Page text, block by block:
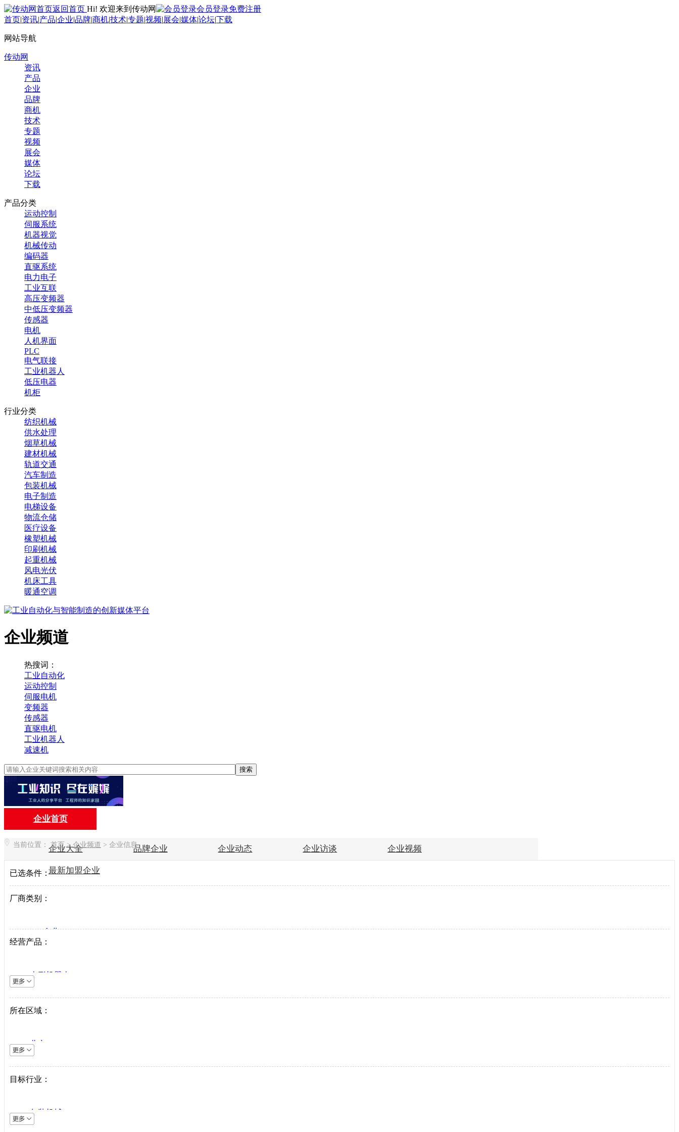
返回首页 Hi! 欢迎来到传动网 会员登录免费注册
首页|资讯|产品|企业|品牌|商机|技术|专题|视频|展会|媒体|论坛|下载
网站导航
传动网
资讯
产品
企业
品牌
商机
技术
专题
视频
展会
媒体
论坛
下载
产品分类
运动控制
伺服系统
机器视觉
机械传动
编码器
直驱系统
电力电子
工业互联
高压变频器
中低压变频器
传感器
电机
人机界面
PLC
电气联接
工业机器人
低压电器
机柜
行业分类
纺织机械
供水处理
烟草机械
建材机械
轨道交通
汽车制造
包装机械
电子制造
电梯设备
物流仓储
医疗设备
橡塑机械
印刷机械
起重机械
风电光伏
机床工具
暖通空调
企业频道
热搜词：
工业自动化
运动控制
伺服电机
变频器
传感器
直驱电机
工业机器人
减速机
搜索
企业首页
企业大全 品牌企业 企业动态 企业访谈 企业视频
最新加盟企业
当前位置： 首页 > 企业频道 > 企业信息
已选条件：
厂商类别：
VIP企业
生产商
系统集成商
经营产品：
人形机器人
逆变器
机床设备
直驱驱动器
工业机器人
伺服电机
中低压变频器
工业以太网
所在区域：
北京
上海
天津
山西
目标行业：
包装机械
采矿机械